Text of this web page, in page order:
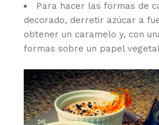
Para hacer las formas de
decorado, derretir azúcar a
obtener un caramelo y, con
formas sobre un papel